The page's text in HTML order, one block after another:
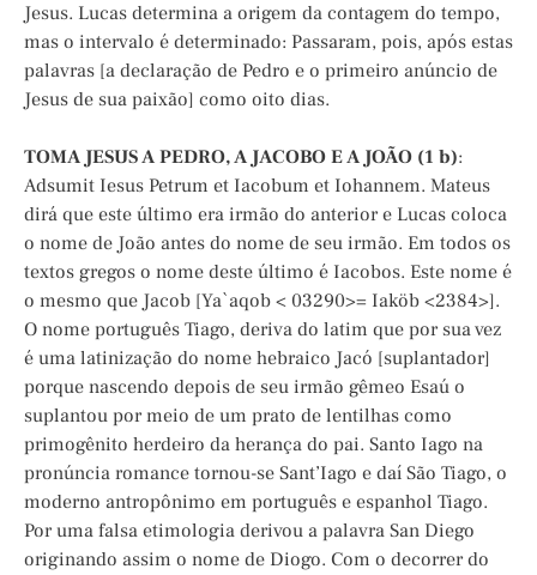
Jesus. Lucas determina a origem da contagem do tempo,
mas o intervalo é determinado: Passaram, pois, após estas
palavras [a declaração de Pedro e o primeiro anúncio de
Jesus de sua paixão] como oito dias.
TOMA JESUS A PEDRO, A JACOBO E A JOÃO (1 b):
Adsumit Iesus Petrum et Iacobum et Iohannem. Mateus
dirá que este último era irmão do anterior e Lucas coloca
o nome de João antes do nome de seu irmão. Em todos os
textos gregos o nome deste último é Iacobos. Este nome é
o mesmo que Jacob [Ya`aqob < 03290>= Iaköb <2384>].
O nome português Tiago, deriva do latim que por sua vez
é uma latinização do nome hebraico Jacó [suplantador]
porque nascendo depois de seu irmão gêmeo Esaú o
suplantou por meio de um prato de lentilhas como
primogênito herdeiro da herança do pai. Santo Iago na
pronúncia romance tornou-se Sant’Iago e daí São Tiago, o
moderno antropônimo em português e espanhol Tiago.
Por uma falsa etimologia derivou a palavra San Diego
originando assim o nome de Diogo. Com o decorrer do